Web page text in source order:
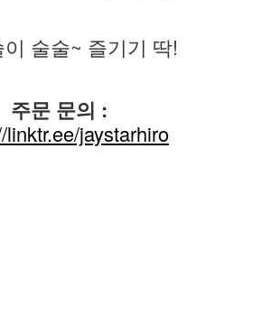
술술~ 즐기기 딱!
주문 문의 :
linktr.ee/jaystarhiro